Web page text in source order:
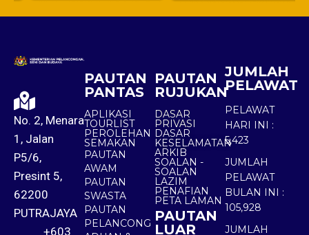
No. 2, Menara
1, Jalan
P5/6,
Presint 5,
62200
PUTRAJAYA
+603
PAUTAN
PANTAS
APLIKASI
TOURLIST
PEROLEHAN
SEMAKAN
PAUTAN
AWAM
PAUTAN
SWASTA
PAUTAN
PELANCONG
PAUTAN
RUJUKAN
DASAR
PRIVASI
DASAR
KESELAMATAN
ARKIB
SOALAN -
SOALAN
LAZIM
PENAFIAN
PETA LAMAN
PAUTAN
LUAR
JUMLAH
PELAWAT
PELAWAT
HARI INI :
5,423
JUMLAH
PELAWAT
BULAN INI :
105,928
JUMLAH